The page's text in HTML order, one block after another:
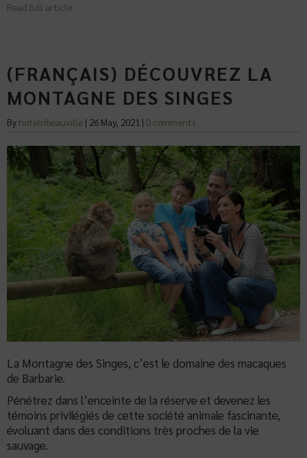
Read full article
(FRANÇAIS) DÉCOUVREZ LA
MONTAGNE DES SINGES
By hotelribeauville | 26 May, 2021 | 0 comments
La Montagne des Singes, c’est le domaine des macaques
de Barbarie.
Pénétrez dans l’enceinte de la réserve et devenez les
témoins privilégiés de cette société animale fascinante,
évoluant dans des conditions très proches de la vie
sauvage.